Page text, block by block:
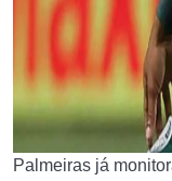
Palmeiras já